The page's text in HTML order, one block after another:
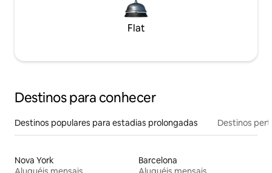
Flat
Destinos para conhecer
Destinos populares para estadias prolongadas Destinos
Nova York
Barcelona